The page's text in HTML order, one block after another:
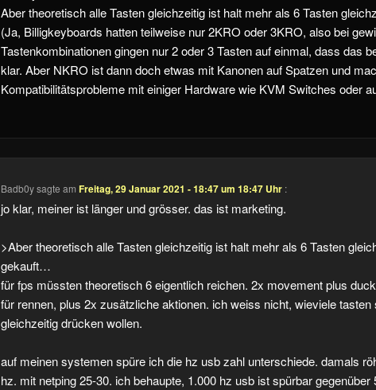
Aber theoretisch alle Tasten gleichzeitig ist halt mehr als 6 Tasten
(Ja, Billigkeyboards hatten teilweise nur 2KRO oder 3KRO, also bei
Tastenkombinationen gingen nur 2 oder 3 Tasten auf einmal, dass das
klar. Aber NKRO ist dann doch etwas mit Kanonen auf Spatzen und
Kompatibilitätsprobleme mit einiger Hardware wie KVM Switches oder
Badb0ysagte am Freitag, 29 Januar 2021 - 18:47 um 18:47 Uhr :
jo klar, meiner ist länger und grösser. das ist marketing.
>Aber theoretisch alle Tasten gleichzeitig ist halt mehr als 6 Tasten
gekauft…
für fps müssten theoretisch 6 eigentlich reichen. 2x movement plus
für rennen, plus 2x zusätzliche aktionen. ich weiss nicht, wieviele tasten
gleichzeitig drücken wollen.
auf meinen systemen spüre ich die hz usb zahl unterschiede. damals
hz. mit netping 25-30. ich behaupte, 1.000 hz usb ist spürbar gegenüber